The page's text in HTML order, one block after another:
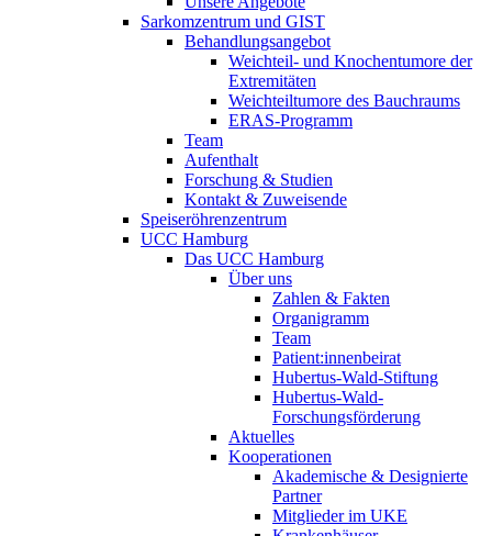
Sarkomzentrum und GIST
Behandlungsangebot
Weichteil- und Knochentumore der
Extremitäten
Weichteiltumore des Bauchraums
ERAS-Programm
Team
Aufenthalt
Forschung & Studien
Kontakt & Zuweisende
Speiseröhrenzentrum
UCC Hamburg
Das UCC Hamburg
Über uns
Zahlen & Fakten
Organigramm
Team
Patient:innenbeirat
Hubertus-Wald-Stiftung
Hubertus-Wald-
Forschungsförderung
Aktuelles
Kooperationen
Akademische & Designierte
Partner
Mitglieder im UKE